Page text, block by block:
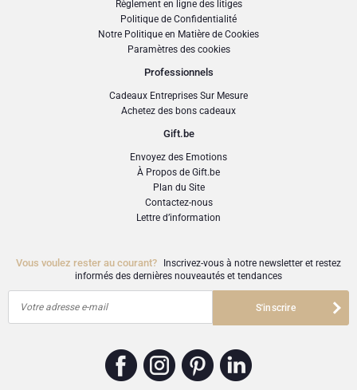
Vous voulez rester au courant?
Inscrivez-vous à notre newsletter et restez
informés des dernières nouveautés et tendances
Votre adresse e-mail S'inscrire
Règlement en ligne des litiges
Politique de Confidentialité
Notre Politique en Matière de Cookies
Paramètres des cookies
Professionnels
Cadeaux Entreprises Sur Mesure
Achetez des bons cadeaux
Gift.be
Envoyez des Emotions
À Propos de Gift.be
Plan du Site
Contactez-nous
Lettre d’information